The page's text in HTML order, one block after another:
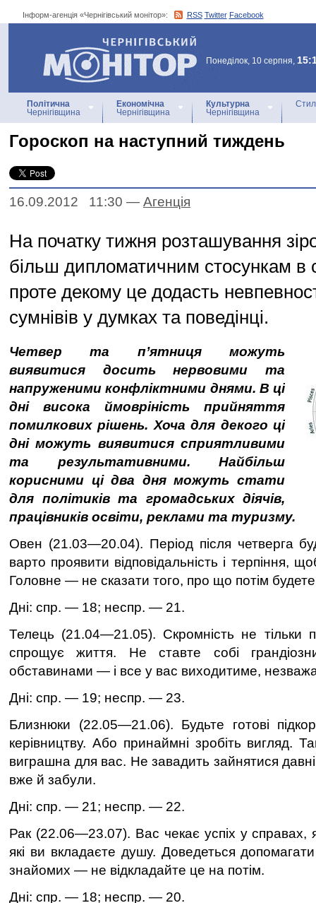
Інформ-агенція «Чернігівський монітор»: RSS Twitter Facebook
Інформ-агенція
«Чернігівський монітор»
Понеділок, 10 серпня,
Політична
Чернігівщина
Економічна
Чернігівщина
Культурна
Чернігівщина
Гороскоп на наступний тиждень
16.09.2012 11:30 — Агенцiя
На початку тижня розташування
більш дипломатичним стосункам в
проте декому це додасть
сумнівів у думках та поведінці.
Четвер та п’ятниця можуть
виявитися досить нервовими та
напруженими конфліктними днями. В ці
дні висока ймовріність прийняття
помилкових рішень. Хоча для декого ці
дні можуть виявитися сприятливими
та результативними. Найбільш
корисними ці два дня можуть стати
для політиків та громадських діячів,
працівників освіти, реклами та туризму.
Овен (21.03—20.04). Перiод пiсля четверга
варто проявити вiдповiдальнiсть i терпiння,
Головне — не сказати того, про що потiм
Дні: спр. — 18; неспр. — 21.
Телець (21.04—21.05). Скромнiсть не тiльки
спрощує життя. Не ставте собi
обставинами — i все у вас виходитиме,
Дні: спр. — 19; неспр. — 23.
Близнюки (22.05—21.06). Будьте готовi
керiвництву. Або принаймнi зробiть вигляд.
виграшна для вас. Не завадить зайнятися
вже й забули.
Дні: спр. — 21; неспр. — 22.
Рак (22.06—23.07). Вас чекає успiх у справах,
якi ви вкладаєте душу. Доведеться
знайомих — не вiдкладайте це на потiм.
Дні: спр. — 18; неспр. — 20.